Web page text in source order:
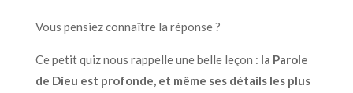
Vous pensiez connaître la réponse ?
Ce petit quiz nous rappelle une belle leçon : la Parole
de Dieu est profonde, et même ses détails les plus